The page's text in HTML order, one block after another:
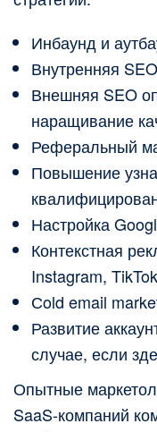
Инбаунд и
Внутренняя
Внешняя SEO
наращивание
Реферальный
Повышение
Настройка
Контекстная
Instagram,
Сold email
Развитие
случае, если
Опытные
SaaS-компаний